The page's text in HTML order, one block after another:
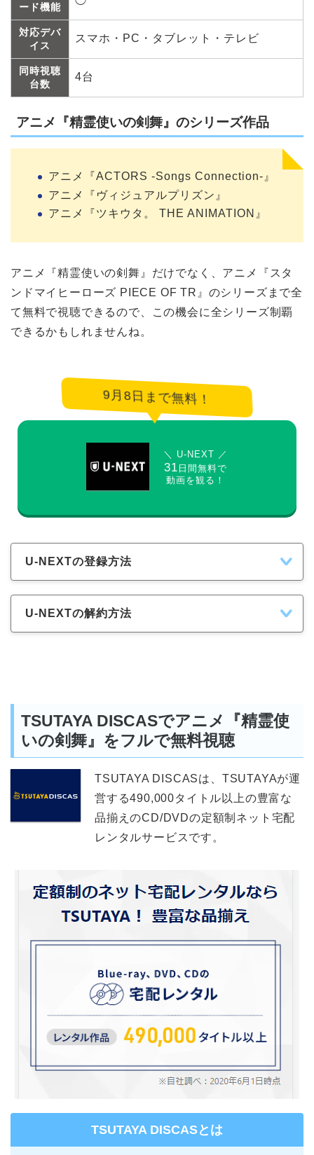
ード機能
対応デバ
イス
スマホ・PC・タブレット・テレビ
同時視聴
台数
4台
アニメ『精霊使いの剣舞』のシリーズ作品
アニメ『ACTORS -Songs Connection-』
アニメ『ヴィジュアルプリズン』
アニメ『ツキウタ。 THE ANIMATION』
アニメ『精霊使いの剣舞』だけでなく、アニメ『スタ
ンドマイヒーローズ PIECE OF TR』のシリーズまで全
て無料で視聴できるので、この機会に全シリーズ制覇
できるかもしれませんね。
9月8日まで無料！
＼ U-NEXT ／
31 日間無料で
動画を観る！
U-NEXTの登録方法
U-NEXTの解約方法
TSUTAYA DISCASでアニメ『精霊使
いの剣舞』をフルで無料視聴
TSUTAYA DISCASは、TSUTAYAが運
営する490,000タイトル以上の豊富な
品揃えのCD/DVDの定額制ネット宅配
レンタルサービスです。
TSUTAYA DISCASとは